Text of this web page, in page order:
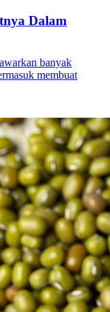
Dalam
banyak
membuat